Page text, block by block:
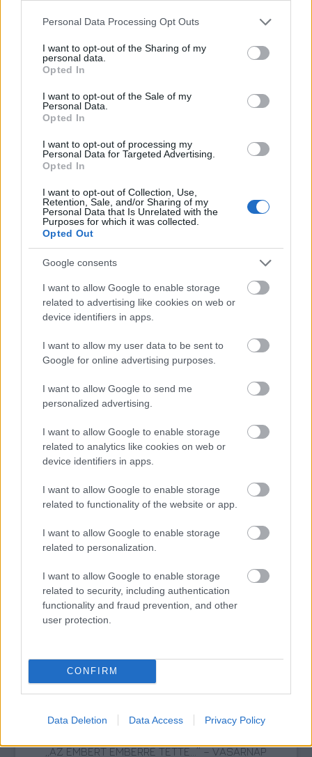
Please note that this website/app uses one or more Google
not limited to your visit or usage behaviour. You may click to
grant or deny consent to Google and its third-party tags to
use your data for below specified purposes in below Google
consent section.
Personal Data Processing Opt Outs
I want to opt-out of the Sharing of my
personal data.
Opted In
I want to opt-out of the Sale of my
Personal Data.
Opted In
I want to opt-out of processing my
Personal Data for Targeted Advertising.
Opted In
I want to opt-out of Collection, Use,
Retention, Sale, and/or Sharing of my
Personal Data that Is Unrelated with the
Purposes for which it was collected.
Opted Out
Google consents
I want to allow Google to enable storage
related to advertising like cookies on web or
device identifiers in apps.
I want to allow my user data to be sent to
Google for online advertising purposes.
I want to allow Google to send me
personalized advertising.
I want to allow Google to enable storage
related to analytics like cookies on web or
device identifiers in apps.
I want to allow Google to enable storage
related to functionality of the website or app.
I want to allow Google to enable storage
related to personalization.
I want to allow Google to enable storage
related to security, including authentication
functionality and fraud prevention, and other
user protection.
CONFIRM
Data Deletion Data Access Privacy Policy
Corea és Herbie Hancock példáját követve
nagy hasngsúlyt fektetett a klasszikus zene
Művészetében fontos szerepet tölt be a
mutatták be első cigány musicaljét, melyet az
Egyszer egy cigánylány
(Ne félj!)című albuma, amely a cigány jazz
műfajteremtő darabjának tekinthető.
Koncertjeire manapság a jazz és a kortárs
improvizáció ötvözése jellemző. Egyedülálló
fúziós, progresszív zenéjében a jazz mellett
megjelennek a klasszikus, a kortárs, és a
népzene hangjai is. Az eddig elkülönülő zenei
alighanem ebben rejlik Szakcsi Lakatos Béla
elhivatottsága.
Zene Születésnap Szakcsi Lakatos Béla
ELSTARTOLT A MŰVÉSZETEK VÖLGYE
„AZ EMBERT EMBERRÉ TETTE…” – VASÁRNAP